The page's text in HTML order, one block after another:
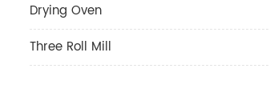
Drying Oven
Three Roll Mill